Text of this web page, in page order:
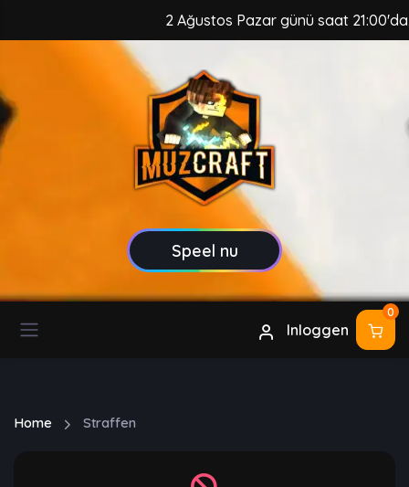
2 Ağustos Pazar günü saat
Speel nu
Inloggen
0
Home Straffen